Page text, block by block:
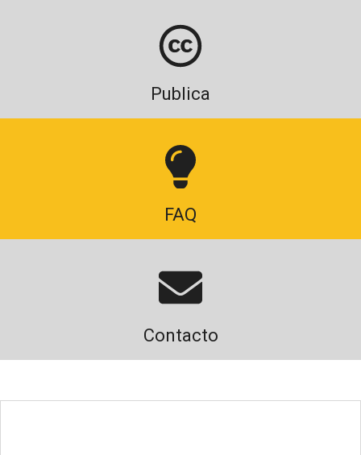
Publica
FAQ
Contacto